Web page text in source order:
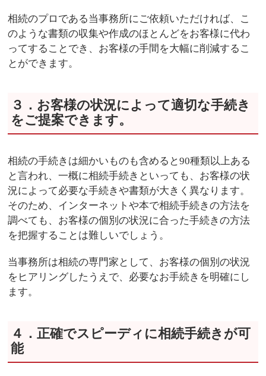
相続のプロである当事務所にご依頼いただければ、こ
のような書類の収集や作成のほとんどをお客様に代わ
ってすることでき、お客様の手間を大幅に削減するこ
とができます。
３．お客様の状況によって適切な手続き
をご提案できます。
相続の手続きは細かいものも含めると90種類以上ある
と言われ、一概に相続手続きといっても、お客様の状
況によって必要な手続きや書類が大きく異なります。
そのため、インターネットや本で相続手続きの方法を
調べても、お客様の個別の状況に合った手続きの方法
を把握することは難しいでしょう。
当事務所は相続の専門家として、お客様の個別の状況
をヒアリングしたうえで、必要なお手続きを明確にし
ます。
４．正確でスピーディに相続手続きが可
能